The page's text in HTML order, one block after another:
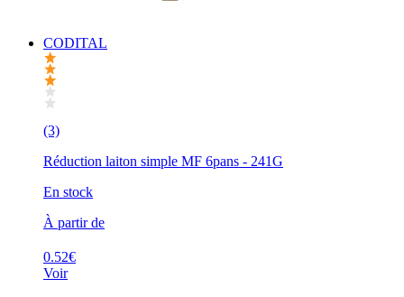
CODITAL
(3)
Réduction laiton simple MF 6pans - 241G
En stock
À partir de
0.52€
Voir